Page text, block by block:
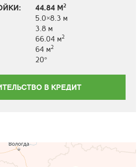
44.84 М2
5.0×8.3 м
3.8 м
66.04 м2
64 м2
20°
В КРЕДИТ